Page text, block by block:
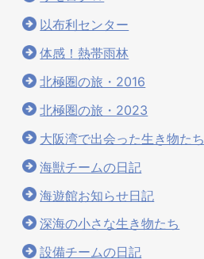
以布利センター
体感！熱帯雨林
北極圏の旅・2016
北極圏の旅・2023
大阪湾で出会った生き物たち
海獣チームの日記
海遊館お知らせ日記
深海の小さな生き物たち
設備チームの日記